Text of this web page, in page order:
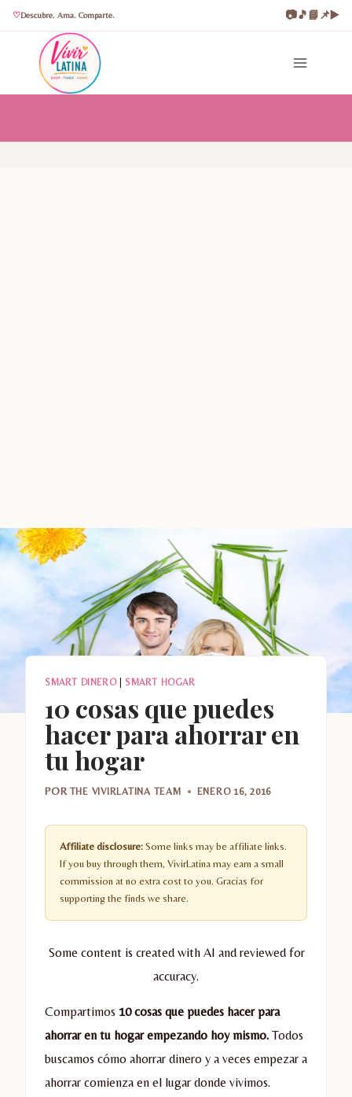
Descubre. Ama. Comparte. 📷🎵📘📌▶️
contenido
SMART DINERO| SMART HOGAR
10 cosas que puedes
hacer para ahorrar en
tu hogar
POR THE VIVIRLATINA TEAM ENERO 16, 2016
Affiliate disclosure: Some links may be affiliate links.
If you buy through them, VivirLatina may earn a small
commission at no extra cost to you. Gracias for
supporting the finds we share.
Some content is created with AI and reviewed for
accuracy.
Compartimos 10 cosas que puedes hacer para
ahorrar en tu hogar empezando hoy mismo. Todos
buscamos cómo ahorrar dinero y a veces empezar a
ahorrar comienza en el lugar donde vivimos.